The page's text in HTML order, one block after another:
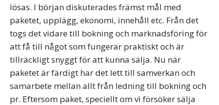
lösas. I början diskuterades främst mål med
paketet, upplägg, ekonomi, innehåll etc. Från det
togs det vidare till bokning och marknadsföring för
att få till något som fungerar praktiskt och är
tillräckligt snyggt för att kunna sälja. Nu när
paketet är färdigt har det lett till samverkan och
samarbete mellan allt från ledning till bokning och
pr. Eftersom paket, speciellt om vi försöker sälja